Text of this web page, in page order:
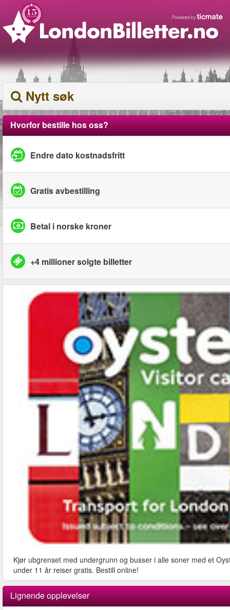
Nytt søk
Hvorfor bestille hos oss?
Endre dato kostnadsfritt
Gratis avbestilling
Betal i norske kroner
+4 millioner solgte billetter
Kjør ubgrenset med undergrunn og busser i alle soner med et
under 11 år reiser gratis. Bestill online!
Lignende opplevelser